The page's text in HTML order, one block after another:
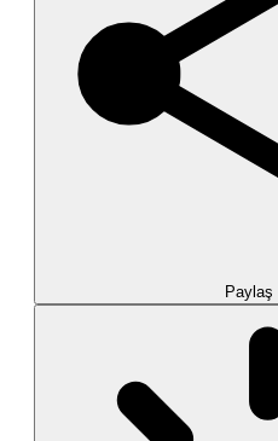
Paylaş